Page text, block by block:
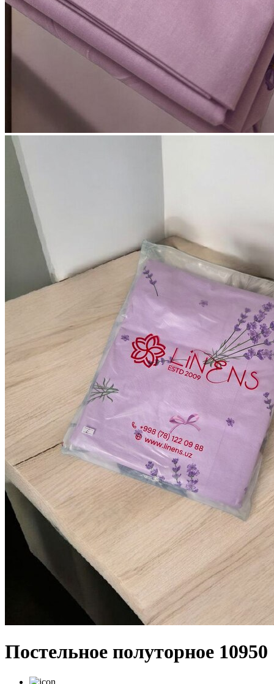
Постельное полуторное 10950